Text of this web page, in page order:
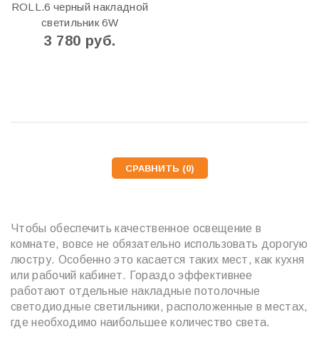
ROLL.6 черный накладной
светильник 6W
3 780 руб.
СРАВНИТЬ (0)
Чтобы обеспечить качественное освещение в
комнате, вовсе не обязательно использовать дорогую
люстру. Особенно это касается таких мест, как кухня
или рабочий кабинет. Гораздо эффективнее
работают отдельные накладные потолочные
светодиодные светильники, расположенные в местах,
где необходимо наибольшее количество света.